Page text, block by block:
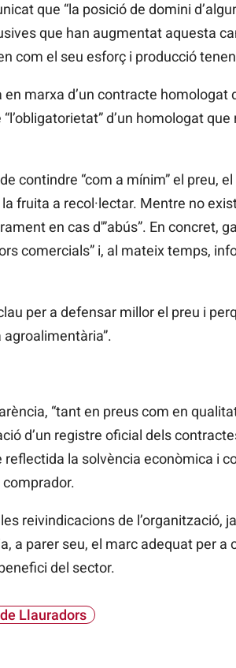
que “la posició de domini
que han augmentat aquesta
com el seu esforç i producció
marxa d’un contracte homologat
d’un homologat
contindre “com a mínim” el preu,
fruita a recol·lectar. Mentre no
en cas d'”abús”. En concret,
comercials” i, al mateix temps,
per a defensar millor el preu i
“tant en preus com en
d’un registre oficial dels
la solvència econòmica i
reivindicacions de l’organització,
a parer seu, el marc adequat per a
del sector.
Llauradors